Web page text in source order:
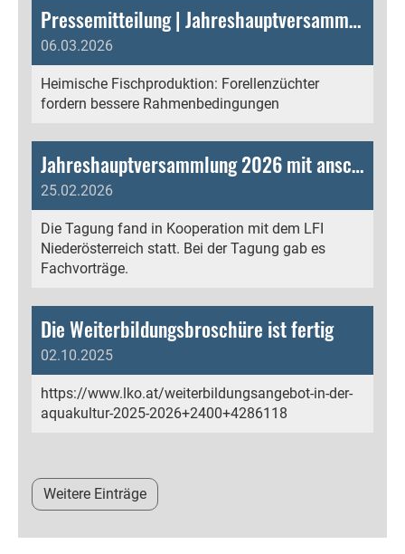
Pressemitteilung | Jahreshauptversammlung und Tagung der Forellenzüchter 2026 - Heimische Fischproduktion: Forellenzüchter fordern bessere Rahmenbedingungen - Vorzeigebetrieb Kroisleitner in Rettenegg begeisterte
06.03.2026
Heimische Fischproduktion: Forellenzüchter
fordern bessere Rahmenbedingungen
Jahreshauptversammlung 2026 mit anschließender Tagung der Forellenzüchter
25.02.2026
Die Tagung fand in Kooperation mit dem LFI
Niederösterreich statt. Bei der Tagung gab es
Fachvorträge.
Die Weiterbildungsbroschüre ist fertig
02.10.2025
https://www.lko.at/weiterbildungsangebot-in-der-
aquakultur-2025-2026+2400+4286118
Weitere Einträge